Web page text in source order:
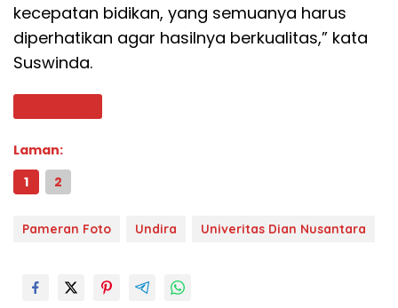
kecepatan bidikan, yang semuanya harus
diperhatikan agar hasilnya berkualitas,” kata
Suswinda.
Laman:
1
2
Pameran Foto Undira Univeritas Dian Nusantara